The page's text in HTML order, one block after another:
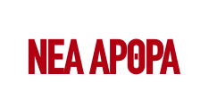
ΝΕΑ ΆΡΘΡΑ